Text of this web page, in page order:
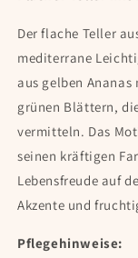
Der flache Teller
mediterrane
aus gelben
grünen Blättern,
vermitteln. Das
seinen kräftigen
Lebensfreude auf
Akzente und
Pflegehinweise: